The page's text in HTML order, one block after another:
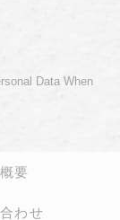
Data When
要
わせ